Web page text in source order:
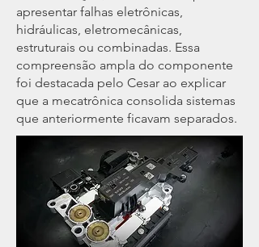
apresentar falhas eletrônicas,
hidráulicas, eletromecânicas,
estruturais ou combinadas. Essa
compreensão ampla do componente
foi destacada pelo Cesar ao explicar
que a mecatrônica consolida sistemas
que anteriormente ficavam separados.